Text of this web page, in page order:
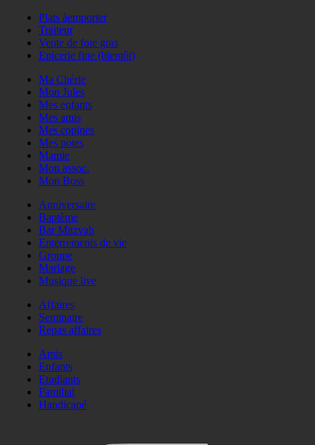
Plats àemporter
Traiteur
Vente de foie gras
Epicerie fine (bientôt)
Ma Chérie
Mon Jules
Mes enfants
Mes amis
Mes copines
Mes potes
Mamie
Mon assoc.
Mon Boss
Anniversaire
Baptême
Bar Mitzvah
Enterrements de vie
Groupe
Mariage
Musique live
Affaires
Seminaire
Repas affaires
Amis
Enfants
Etudiants
Familial
Handicapé